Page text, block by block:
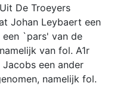
Uit De Troeyers
Johan Leybaert een
`pars' van de
van fol. A1r
een ander
namelijk fol.